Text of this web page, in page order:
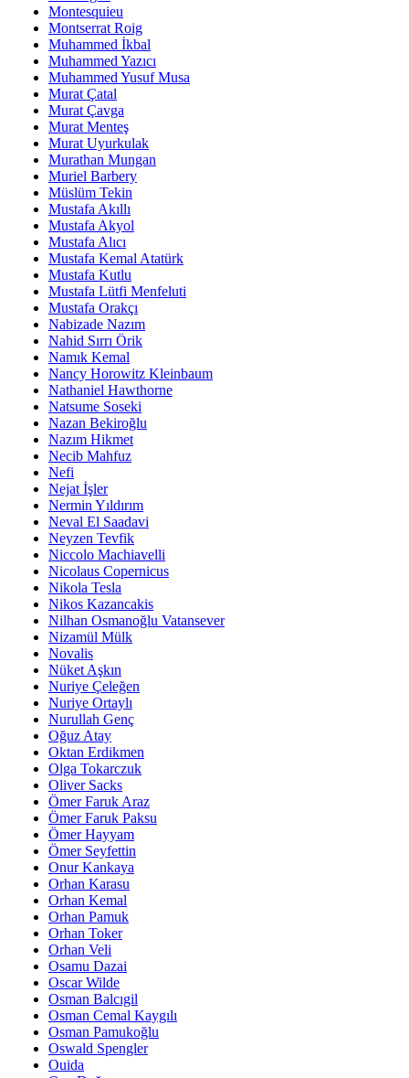
Montesquieu
Montserrat Roig
Muhammed İkbal
Muhammed Yazıcı
Muhammed Yusuf Musa
Murat Çatal
Murat Çavga
Murat Menteş
Murat Uyurkulak
Murathan Mungan
Muriel Barbery
Müslüm Tekin
Mustafa Akıllı
Mustafa Akyol
Mustafa Alıcı
Mustafa Kemal Atatürk
Mustafa Kutlu
Mustafa Lütfi Menfeluti
Mustafa Orakçı
Nabizade Nazım
Nahid Sırrı Örik
Namık Kemal
Nancy Horowitz Kleinbaum
Nathaniel Hawthorne
Natsume Soseki
Nazan Bekiroğlu
Nazım Hikmet
Necib Mahfuz
Nefi
Nejat İşler
Nermin Yıldırım
Neval El Saadavi
Neyzen Tevfik
Niccolo Machiavelli
Nicolaus Copernicus
Nikola Tesla
Nikos Kazancakis
Nilhan Osmanoğlu Vatansever
Nizamül Mülk
Novalis
Nüket Aşkın
Nuriye Çeleğen
Nuriye Ortaylı
Nurullah Genç
Oğuz Atay
Oktan Erdikmen
Olga Tokarczuk
Oliver Sacks
Ömer Faruk Araz
Ömer Faruk Paksu
Ömer Hayyam
Ömer Seyfettin
Onur Kankaya
Orhan Karasu
Orhan Kemal
Orhan Pamuk
Orhan Toker
Orhan Veli
Osamu Dazai
Oscar Wilde
Osman Balcıgil
Osman Cemal Kaygılı
Osman Pamukoğlu
Oswald Spengler
Ouida